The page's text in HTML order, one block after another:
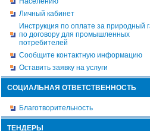
Личный кабинет
Инструкция по оплате за природный
по договору для промышленных
потребителей
Сообщите контактную информацию
Оставить заявку на услуги
СОЦИАЛЬНАЯ ОТВЕТСТВЕННОСТЬ
Благотворительность
ТЕНДЕРЫ